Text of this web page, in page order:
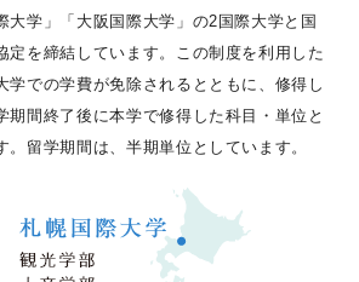
大学」「大阪国際大学」の2国際大学と国
定を締結しています。この制度を利用した
学での学費が免除されるとともに、修得し
期間終了後に本学で修得した科目・単位と
。留学期間は、半期単位としています。